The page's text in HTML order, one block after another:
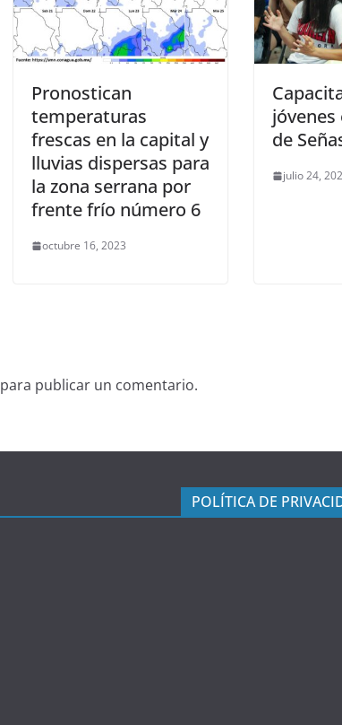
Pronostican
temperaturas
frescas en la capital y
lluvias dispersas para
la zona serrana por
frente frío número 6
octubre 16, 2023
jóvenes
de
julio 24,
para publicar un comentario.
POLÍTICA DE